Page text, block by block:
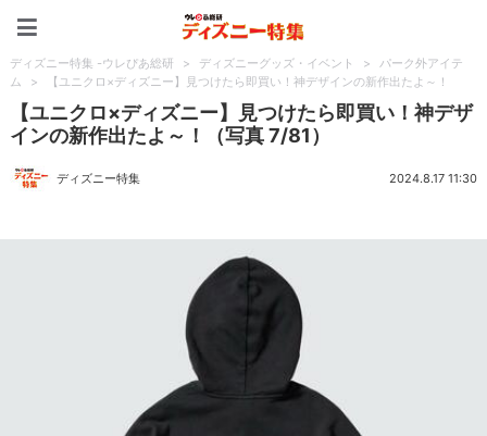
ディズニー特集 -ウレぴあ総研 > ディズニーグッズ・イベント >
パーク外アイテ
ム
> 【ユニクロ×ディズニー】見つけたら即買い！神デザインの新作出たよ～！
【ユニクロ×ディズニー】見つけたら即買い！神デザ
インの新作出たよ～！（写真 7/81）
ディズニー特集 2024.8.17 11:30